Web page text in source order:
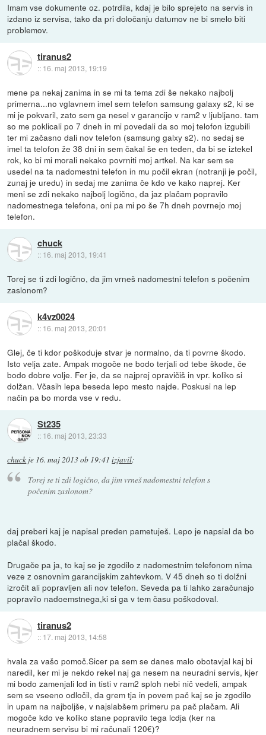
Imam vse dokumente oz. potrdila, kdaj je bilo sprejeto na servis in
izdano iz servisa, tako da pri določanju datumov ne bi smelo biti
problemov.
tiranus2
:: 16. maj 2013, 19:19
mene pa nekaj zanima in se mi ta tema zdi še nekako najbolj
primerna...no vglavnem imel sem telefon samsung galaxy s2, ki se
mi je pokvaril, zato sem ga nesel v garancijo v ram2 v ljubljano. tam
so me poklicali po 7 dneh in mi povedali da so moj telofon izgubili
ter mi začasno dali nov telefon (samsung galxy s2). no sedaj se
imel ta telofon že 38 dni in sem čakal še en teden, da bi se iztekel
rok, ko bi mi morali nekako povrniti moj artkel. Na kar sem se
usedel na ta nadomestni telefon in mu počil ekran (notranji je počil,
zunaj je uredu) in sedaj me zanima če kdo ve kako naprej. Ker
meni se zdi nekako najbolj logično, da jaz plačam popravilo
nadomestnega telefona, oni pa mi po še 7h dneh povrnejo moj
telefon.
chuck
:: 16. maj 2013, 19:41
Torej se ti zdi logično, da jim vrneš nadomestni telefon s počenim
zaslonom?
k4vz0024
:: 16. maj 2013, 20:01
Glej, če ti kdor poškoduje stvar je normalno, da ti povrne škodo.
Isto velja zate. Ampak mogoče ne bodo terjali od tebe škode, če
bodo dobre volje. Fer je, da se najprej opravičiš in vpr. koliko si
dolžan. Včasih lepa beseda lepo mesto najde. Poskusi na lep
način pa bo morda vse v redu.
St235
:: 16. maj 2013, 23:33
chuck je 16. maj 2013 ob 19:41 izjavil:
Torej se ti zdi logično, da jim vrneš nadomestni telefon s
počenim zaslonom?
daj preberi kaj je napisal preden pametuješ. Lepo je napsial da bo
plačal škodo.
Drugače pa ja, to kaj se je zgodilo z nadomestnim telefonom nima
veze z osnovnim garancijskim zahtevkom. V 45 dneh so ti dolžni
izročit ali popravljen ali nov telefon. Seveda pa ti lahko zaračunajo
popravilo nadoemstnega,ki si ga v tem času poškodoval.
tiranus2
:: 17. maj 2013, 14:58
hvala za vašo pomoč.Sicer pa sem se danes malo obotavjal kaj bi
naredil, ker mi je nekdo rekel naj ga nesem na neuradni servis, kjer
mi bodo zamenjali lcd in tisti v ram2 sploh nebi nič vedeli, ampak
sem se vseeno odločil, da grem tja in povem pač kaj se je zgodilo
in upam na najboljše, v najslabšem primeru pa pač plačam. Ali
mogoče kdo ve koliko stane popravilo tega lcdja (ker na
neuradnem servisu bi mi računali 120€)?